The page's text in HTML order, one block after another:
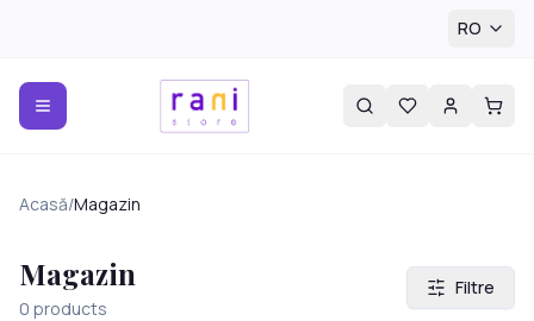
RO
Acasă/Magazin
Magazin
0 products
Filtre